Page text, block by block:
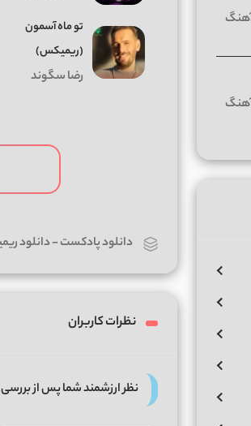
تو ماه آسمون
(ریمیکس)
رضا سگوند
دانلود پادکست-دانلود
نظرات کاربران
نظر ارزشمند شما پس از